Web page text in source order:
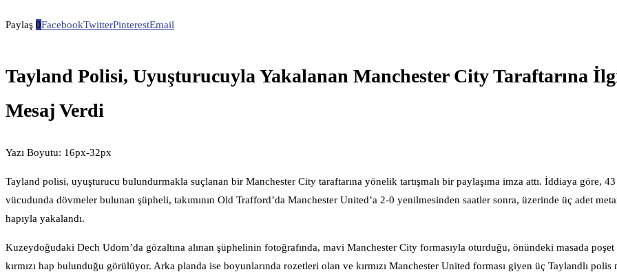
Paylaş 0FacebookTwitterPinterestEmail
Tayland Polisi, Uyuşturucuyla Yakalanan Manchester City Taraftarına
Mesaj Verdi
Yazı Boyutu: 16px-32px
Tayland polisi, uyuşturucu bulundurmakla suçlanan bir Manchester City taraftarına yönelik tartışmalı bir paylaşıma imza attı. İddiaya göre,
vücudunda dövmeler bulunan şüpheli, takımının Old Trafford’da Manchester United’a 2-0 yenilmesinden saatler sonra, üzerinde üç adet
hapıyla yakalandı.
Kuzeydoğudaki Dech Udom’da gözaltına alınan şüphelinin fotoğrafında, mavi Manchester City formasıyla oturduğu, önündeki masada
kırmızı hap bulunduğu görülüyor. Arka planda ise boyunlarında rozetleri olan ve kırmızı Manchester United forması giyen üç Taylandlı polis